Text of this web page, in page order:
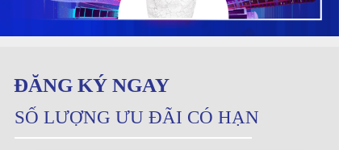
ĐĂNG KÝ NGAY
SỐ LƯỢNG ƯU ĐÃI CÓ HẠN